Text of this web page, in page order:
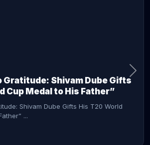
Gratitude: Shivam Dube Gifts
Cup Medal to His Father”
Shivam Dube Gifts His T20 World
...